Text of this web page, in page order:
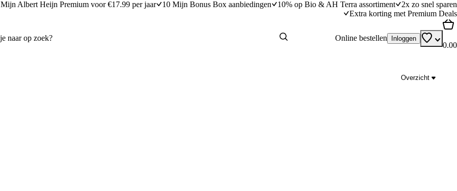
Mijn Albert Heijn Premium voor €17.99 per jaar 10 Mijn Bonus Box aanbiedingen 10% op Bio & AH Terra assortiment
2x zo snel sparen
Extra korting met Premium Deals
Online bestellen Inloggen
0.00
Overzicht